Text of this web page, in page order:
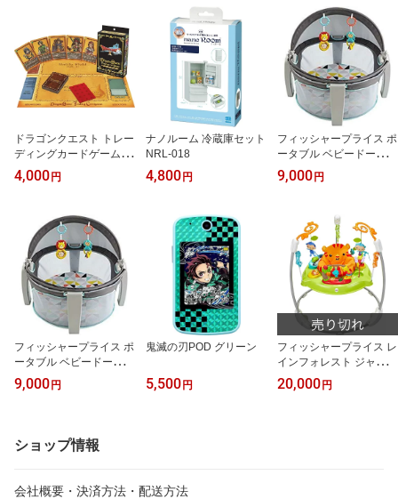
ドラゴンクエスト トレー
ディングカードゲーム ス
ターターパック ~ドラゴ
ンクエストX編~(スター
4,000円
ナノルーム 冷蔵庫セット
NRL-018
4,800円
フィッシャープライス ポ
ータブル ベビードーム F
VD22
9,000円
フィッシャープライス ポ
ータブル ベビードーム F
VD22
9,000円
鬼滅の刃POD グリーン
5,500円
フィッシャープライス レ
インフォレスト ジャンパ
ルーII DTD91
20,000円
ショップ情報
会社概要・決済方法・配送方法